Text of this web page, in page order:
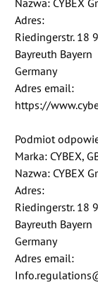
Nazwa: CYBEX
Adres:
Riedingerstr. 18
Bayreuth Bayern
Germany
Adres email:
https://
Podmiot
Marka: CYBEX,
Nazwa: CYBEX
Adres:
Riedingerstr. 18
Bayreuth Bayern
Germany
Adres email: